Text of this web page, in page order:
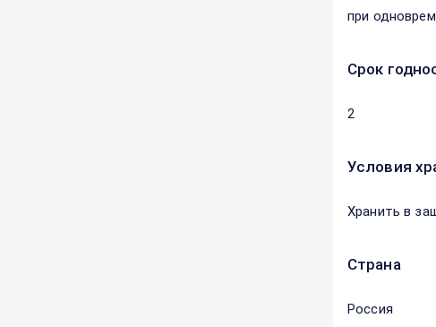
при
Срок
2
Условия
Хранить в
Страна
Россия